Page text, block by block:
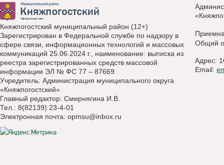
Княжпогостский муниципальный район (12+)
Зарегистрирован в Федеральной службе по надзору в
сфере связи, информационных технологий и массовых
коммуникаций 25.06.2024 г., наименование: выписка из
реестра зарегистрированных средств массовой
информации ЭЛ № ФС 77 – 87669
Учредитель: Администрация муниципального округа
«Княжпогостский»
Главный редактор: Смирнягина И.В.
Тел.: 8(82139) 23-4-01
Электронная почта: opmsu@inbox.ru
Общий
Адрес:
Email: